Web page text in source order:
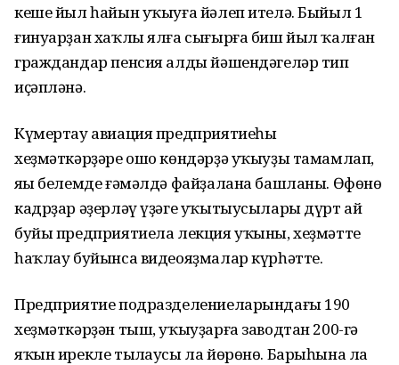
кеше йыл һайын уҡыуға йәлеп ителә. Быйыл 1
ғинуарҙан хаҡлы ялға сығырға биш йыл ҡалған
граждандар пенсия алды йәшендәгеләр тип
иҫәпләнә.
Күмертау авиация предприятиеһы
хеҙмәткәрҙәре ошо көндәрҙә уҡыуҙы тамамлап,
яңы белемде ғәмәлдә файҙалана башланы. Өфөнөң
кадрҙар әҙерләү үҙәге уҡытыусылары дүрт ай
буйы предприятиела лекция уҡыны, хеҙмәтте
һаҡлау буйынса видеояҙмалар күрһәтте.
Предприятие подразделениеларындағы 190
хеҙмәткәрҙән тыш, уҡыуҙарға заводтан 200-гә
яҡын ирекле тыңлаусы ла йөрөнө. Барыһына ла